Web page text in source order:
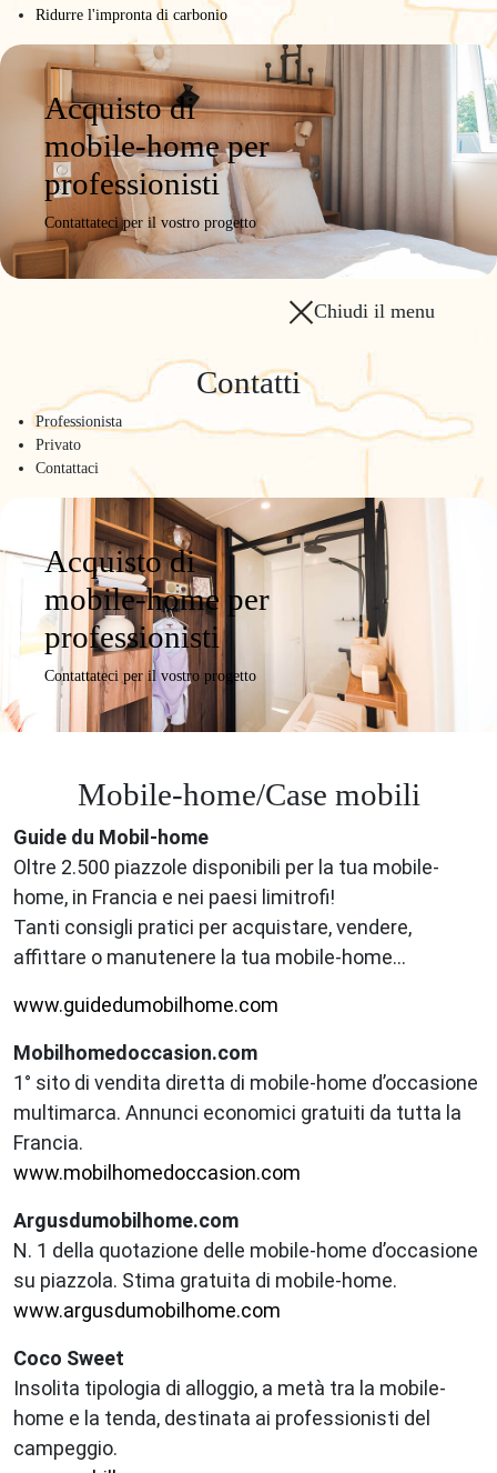
Ridurre l'impronta di carbonio
Acquisto di
mobile-home per
professionisti
Contattateci per il vostro progetto
Chiudi il menu
Contatti
Professionista
Privato
Contattaci
Acquisto di
mobile-home per
professionisti
Contattateci per il vostro progetto
Mobile-home/Case mobili
Guide du Mobil-home
Oltre 2.500 piazzole disponibili per la tua mobile-
home, in Francia e nei paesi limitrofi!
Tanti consigli pratici per acquistare, vendere,
affittare o manutenere la tua mobile-home…
www.guidedumobilhome.com
Mobilhomedoccasion.com
1° sito di vendita diretta di mobile-home d’occasione
multimarca. Annunci economici gratuiti da tutta la
Francia.
www.mobilhomedoccasion.com
Argusdumobilhome.com
N. 1 della quotazione delle mobile-home d’occasione
su piazzola. Stima gratuita di mobile-home.
www.argusdumobilhome.com
Coco Sweet
Insolita tipologia di alloggio, a metà tra la mobile-
home e la tenda, destinata ai professionisti del
campeggio.